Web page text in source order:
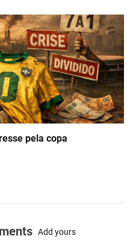
pela copa
Add yours